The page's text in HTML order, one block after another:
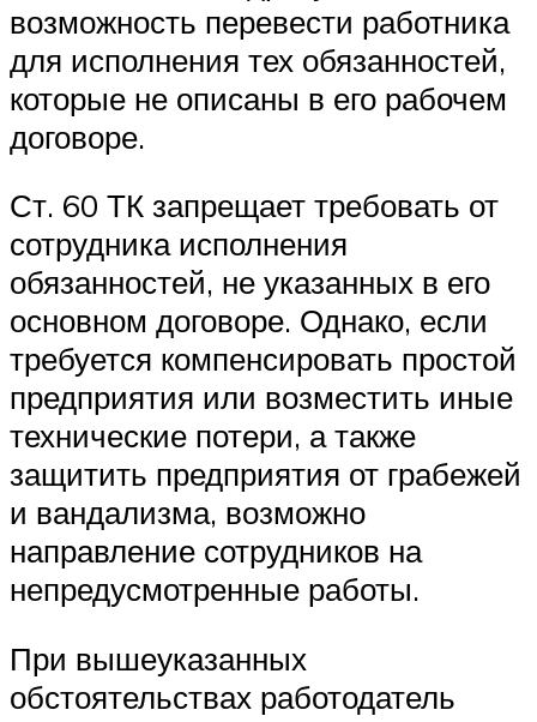
возможность перевести работника
для исполнения тех обязанностей,
которые не описаны в его рабочем
договоре.
Ст. 60 ТК запрещает требовать от
сотрудника исполнения
обязанностей, не указанных в его
основном договоре. Однако, если
требуется компенсировать простой
предприятия или возместить иные
технические потери, а также
защитить предприятия от грабежей
и вандализма, возможно
направление сотрудников на
непредусмотренные работы.
При вышеуказанных
обстоятельствах работодатель